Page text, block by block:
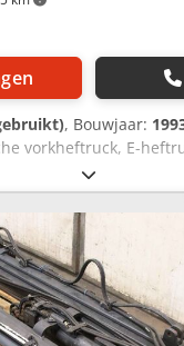
, Bouwjaar:
vorkheftruck, E-
type E20 -
mm Crsdpfxjq Dr
doorsnede 125 x 45
4 PzS 620 K 80 V -
125 A, zie foto's -
/ 162 kg -Afmetingen
mm / met mast hoogte